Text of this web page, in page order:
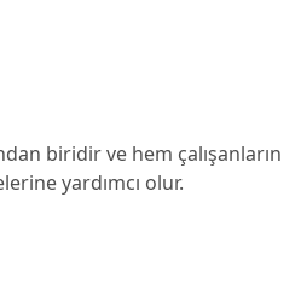
biridir ve hem çalışanların
yardımcı olur.